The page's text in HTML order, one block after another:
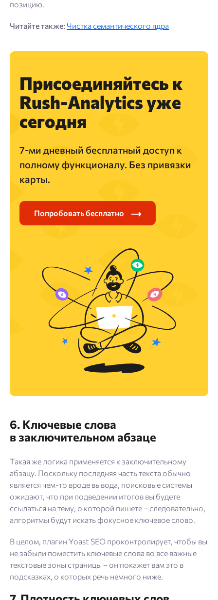
позицию.
Читайте также: Чистка семантического ядра
Присоединяй­тесь к
Rush-Analytics уже
сегодня
7-ми дневный бесплатный доступ к
полному функционалу. Без привязки
карты.
Попробовать бесплатно
6. Ключевые слова
в заключительном абзаце
Такая же логика применяется к заключительному
абзацу. Поскольку последняя часть текста обычно
является чем-то вроде вывода, поисковые системы
ожидают, что при подведении итогов вы будете
ссылаться на тему, о которой пишете – следовательно,
алгоритмы будут искать фокусное ключевое слово.
В целом, плагин Yoast SEO проконтролирует, чтобы вы
не забыли поместить ключевые слова во все важные
текстовые зоны страницы – он покажет вам это в
подсказках, о которых речь немного ниже.